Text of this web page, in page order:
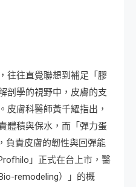
往往直覺聯想到補足「膠
剖學的視野中，皮膚的支
皮膚科醫師黃千耀指出，
體積與保水，而「彈力蛋
負責皮膚的韌性與回彈能
」正式在台上市，醫
remodeling）」的概